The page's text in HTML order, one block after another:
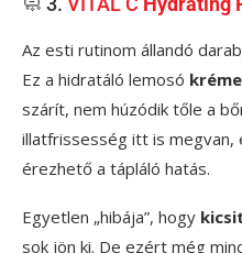
Az esti rutinom állandó
Ez a hidratáló lemosó
szárít, nem húzódik tőle a
illatfrissesség itt is megvan,
érezhető a tápláló hatás.
Egyetlen „hibája”, hogy
sok jön ki. De ezért még